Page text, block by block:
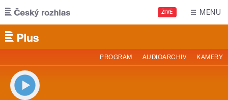
Přejít k hlavnímu obsahu
ŽIVĚ MENU
PROGRAM AUDIOARCHIV KAMERY